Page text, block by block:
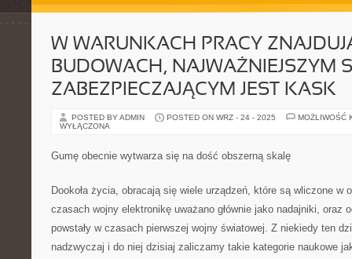
W WARUNKACH PRACY
BUDOWACH, NAJWAŻNIEJSZYM
ZABEZPIECZAJĄCYM JEST KASK
POSTED BY ADMIN POSTED ON WRZ - 24 - 2025
MOŻLIWOŚĆ
WYŁĄCZONA
Gumę obecnie wytwarza się na dość obszerną skalę
Dookoła życia, obracają się wiele urządzeń, które są wliczone w
czasach wojny elektronikę uważano głównie jako nadajniki, oraz
powstały w czasach pierwszej wojny światowej. Z niekiedy ten
nadzwyczaj i do niej dzisiaj zaliczamy takie kategorie naukowe